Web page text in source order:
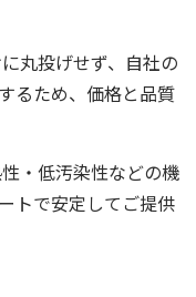
丸投げせず、自社の
るため、価格と品質
・低汚染性などの機
トで安定してご提供